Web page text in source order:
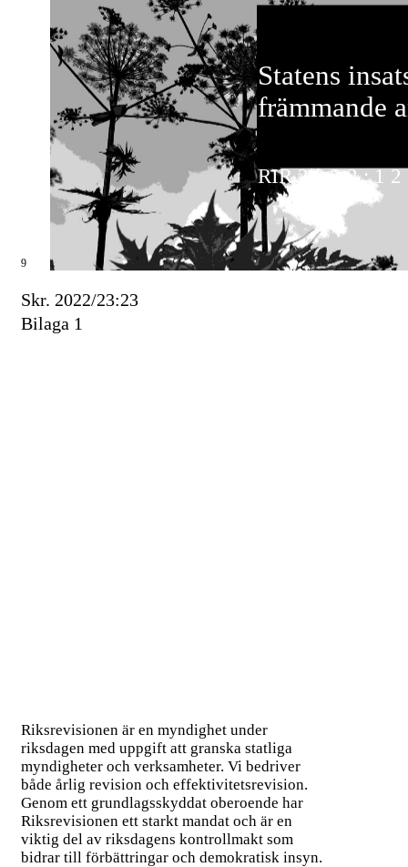
Statens
främmande
RIR2 0 2 2 : 1 2
9
Skr. 2022/23:23
Bilaga 1
Riksrevisionen är en myndighet under
riksdagen med uppgift att granska statliga
myndigheter och verksamheter. Vi bedriver
både årlig revision och effektivitetsrevision.
Genom ett grundlagsskyddat oberoende har
Riksrevisionen ett starkt mandat och är en
viktig del av riksdagens kontrollmakt som
bidrar till förbättringar och demokratisk insyn.